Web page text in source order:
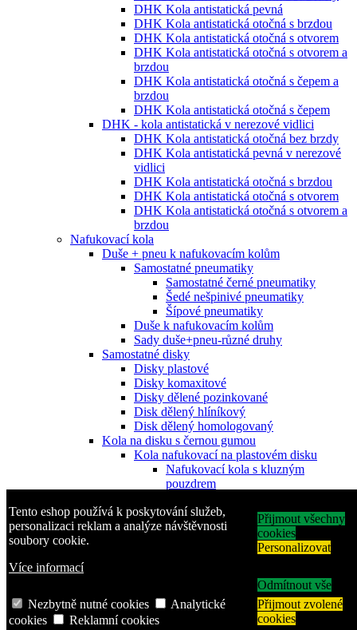
Tento eshop používá k poskytování služeb,
personalizaci reklam a analýze návštěvnosti
soubory cookie.
Více informací
Přijmout všechny
cookies
Personalizovat
Odmítnout vše
Nezbytně nutné cookies
Analytické
cookies
Reklamní cookies
Přijmout zvolené
cookies
DHK Kola antistatická pevná
DHK Kola antistatická otočná s brzdou
DHK Kola antistatická otočná s otvorem
DHK Kola antistatická otočná s otvorem a
brzdou
DHK Kola antistatická otočná s čepem a
brzdou
DHK Kola antistatická otočná s čepem
DHK - kola antistatická v nerezové vidlici
DHK Kola antistatická otočná bez brzdy
DHK Kola antistatická pevná v nerezové
vidlici
DHK Kola antistatická otočná s brzdou
DHK Kola antistatická otočná s otvorem
DHK Kola antistatická otočná s otvorem a
brzdou
Nafukovací kola
Duše + pneu k nafukovacím kolům
Samostatné pneumatiky
Samostatné černé pneumatiky
Šedé nešpinivé pneumatiky
Šípové pneumatiky
Duše k nafukovacím kolům
Sady duše+pneu-různé druhy
Samostatné disky
Disky plastové
Disky komaxitové
Disky dělené pozinkované
Disk dělený hlíníkový
Disk dělený homologovaný
Kola na disku s černou gumou
Kola nafukovací na plastovém disku
Nafukovací kola s kluzným
pouzdrem
ložiskem
Nafukovací kola s kuličkovým
Kola nafukovací na plechovém disku
Nafukovací kola s jehlovým
ložiskem
Nafukovací kola s kuličkovým